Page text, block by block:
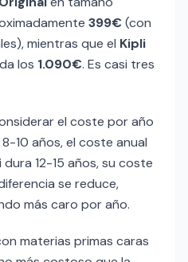
399€ (con
mientras que el Kipli
los 1.090€. Es casi tres
el coste por año
10 años, el coste anual
12-15 años, su coste
se reduce,
más caro por año.
materias primas caras